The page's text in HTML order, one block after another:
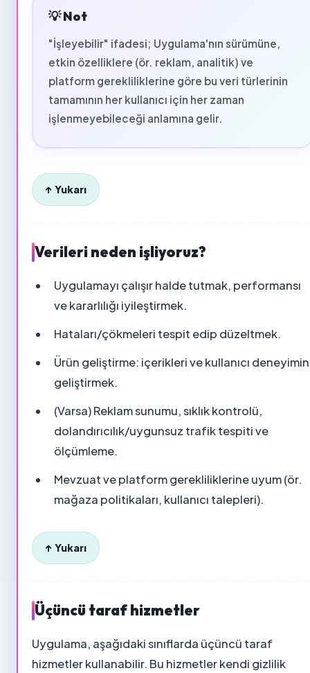
💡 Not
"İşleyebilir" ifadesi; Uygulama'nın sürümüne,
etkin özelliklere (ör. reklam, analitik) ve
platform gerekliliklerine göre bu veri türlerinin
tamamının her kullanıcı için her zaman
işlenmeyebileceği anlamına gelir.
↑ Yukarı
Verileri neden işliyoruz?
Uygulamayı çalışır halde tutmak, performansı
ve kararlılığı iyileştirmek.
Hataları/çökmeleri tespit edip düzeltmek.
Ürün geliştirme: içerikleri ve kullanıcı
geliştirmek.
(Varsa) Reklam sunumu, sıklık kontrolü,
dolandırıcılık/uygunsuz trafik tespiti ve
ölçümleme.
Mevzuat ve platform gerekliliklerine uyum (ör.
mağaza politikaları, kullanıcı talepleri).
↑ Yukarı
Üçüncü taraf hizmetler
Uygulama, aşağıdaki sınıflarda üçüncü taraf
hizmetler kullanabilir. Bu hizmetler kendi gizlilik